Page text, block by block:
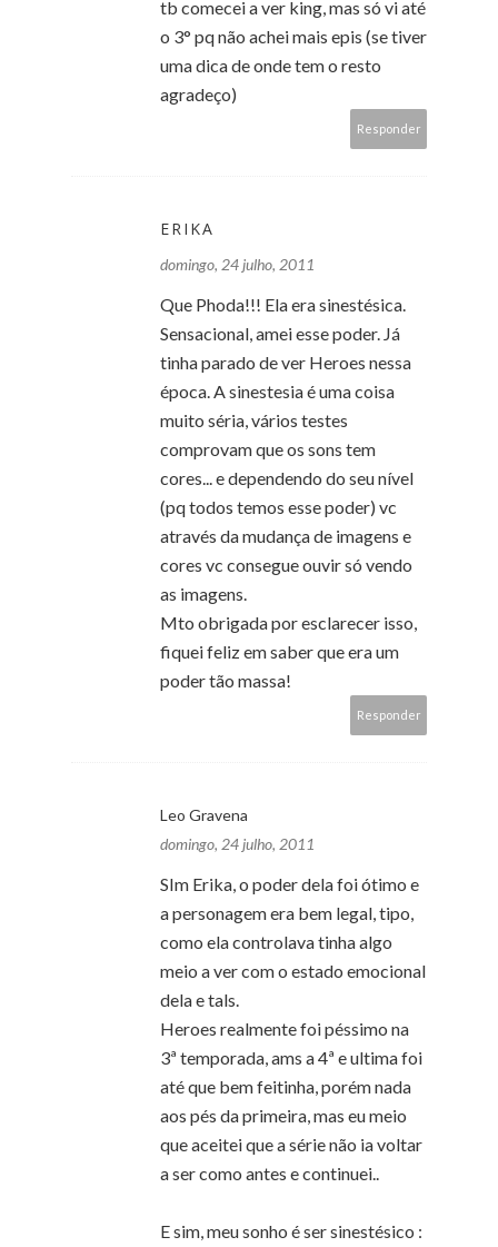
tb comecei a ver king, mas só vi até
o 3° pq não achei mais epis (se tiver
uma dica de onde tem o resto
agradeço)
Responder
ERIKA
domingo, 24 julho, 2011
Que Phoda!!! Ela era sinestésica.
Sensacional, amei esse poder. Já
tinha parado de ver Heroes nessa
época. A sinestesia é uma coisa
muito séria, vários testes
comprovam que os sons tem
cores... e dependendo do seu nível
(pq todos temos esse poder) vc
através da mudança de imagens e
cores vc consegue ouvir só vendo
as imagens.
Mto obrigada por esclarecer isso,
fiquei feliz em saber que era um
poder tão massa!
Responder
Leo Gravena
domingo, 24 julho, 2011
SIm Erika, o poder dela foi ótimo e
a personagem era bem legal, tipo,
como ela controlava tinha algo
meio a ver com o estado emocional
dela e tals.
Heroes realmente foi péssimo na
3ª temporada, ams a 4ª e ultima foi
até que bem feitinha, porém nada
aos pés da primeira, mas eu meio
que aceitei que a série não ia voltar
a ser como antes e continuei..
E sim, meu sonho é ser sinestésico :